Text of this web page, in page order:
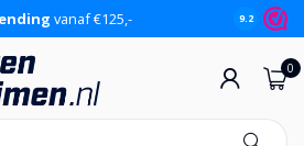
vanaf €125,- 9.2
0